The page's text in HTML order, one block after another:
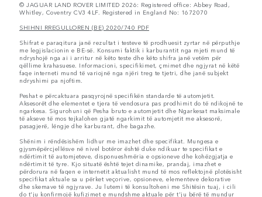
© JAGUAR LAND ROVER LIMITED 2026: Registered office: Abbey Road,
Whitley, Coventry CV3 4LF. Registered in England No: 1672070
SHIHNI RREGULLOREN (BE) 2020/740 PDF
Shifrat e paraqitura janë rezultat i testeve të prodhuesit zyrtar në përputhje
me legjislacionin e BE-së. Konsumi faktik i karburantit nga mjeti mund të
ndryshojë nga ai i arritur në këto teste dhe këto shifra janë vetëm për
qëllime krahasuese. Informacioni, specifikimet, çmimet dhe ngjyrat në këtë
faqe interneti mund të variojnë nga njëri treg te tjetri, dhe janë subjekt
ndryshimi pa njoftim.
Peshat e përcaktuara pasqyrojnë specifikën standarde të automjetit.
Aksesorët dhe elementet e tjera të vendosura pas prodhimit do të ndikojnë te
ngarkesa. Sigurohuni që Pesha bruto e automjetit dhe Ngarkesat maksimale
të akseve të mos tejkalohen gjatë ngarkimit të automjetit me aksesorë,
pasagjerë, lëngje dhe karburant, dhe bagazhe.
Shënim i rëndësishëm lidhur me imazhet dhe specifikat. Mungesa e
gjysmëpërcjellësve në nivel botëror është duke ndikuar te specifikat e
ndërtimit të automjeteve, disponueshmëria e opsioneve dhe kohëzgjatja e
ndërtimit të tyre. Kjo situatë është tejet dinamike, prandaj, imazhet e
përdorura në faqen e internetit aktualisht mund të mos reflektojnë plotësisht
specifikat aktuale sa u përket veçorive, opsioneve, elementeve dekorative
dhe skemave të ngjyrave. Ju lutemi të konsultoheni me Shitësin tuaj, i cili
do t'ju konfirmojë kufizimet e mundshme aktuale për t'ju bërë të mundur